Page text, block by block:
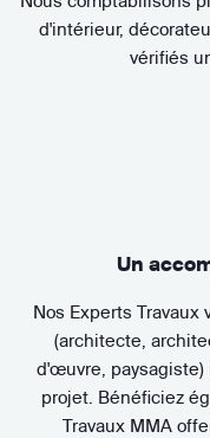
d'intérieur,
vérifiés
Un
Nos Experts
(architecte,
d'œuvre, paysagiste)
projet. Bénéficiez
Travaux MMA